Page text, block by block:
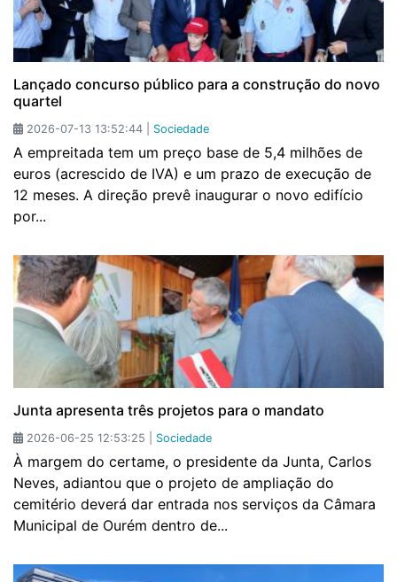
Lançado concurso público para a construção do novo
quartel
2026-07-13 13:52:44 | Sociedade
A empreitada tem um preço base de 5,4 milhões de
euros (acrescido de IVA) e um prazo de execução de
12 meses. A direção prevê inaugurar o novo edifício
por...
Junta apresenta três projetos para o mandato
2026-06-25 12:53:25 | Sociedade
À margem do certame, o presidente da Junta, Carlos
Neves, adiantou que o projeto de ampliação do
cemitério deverá dar entrada nos serviços da Câmara
Municipal de Ourém dentro de...